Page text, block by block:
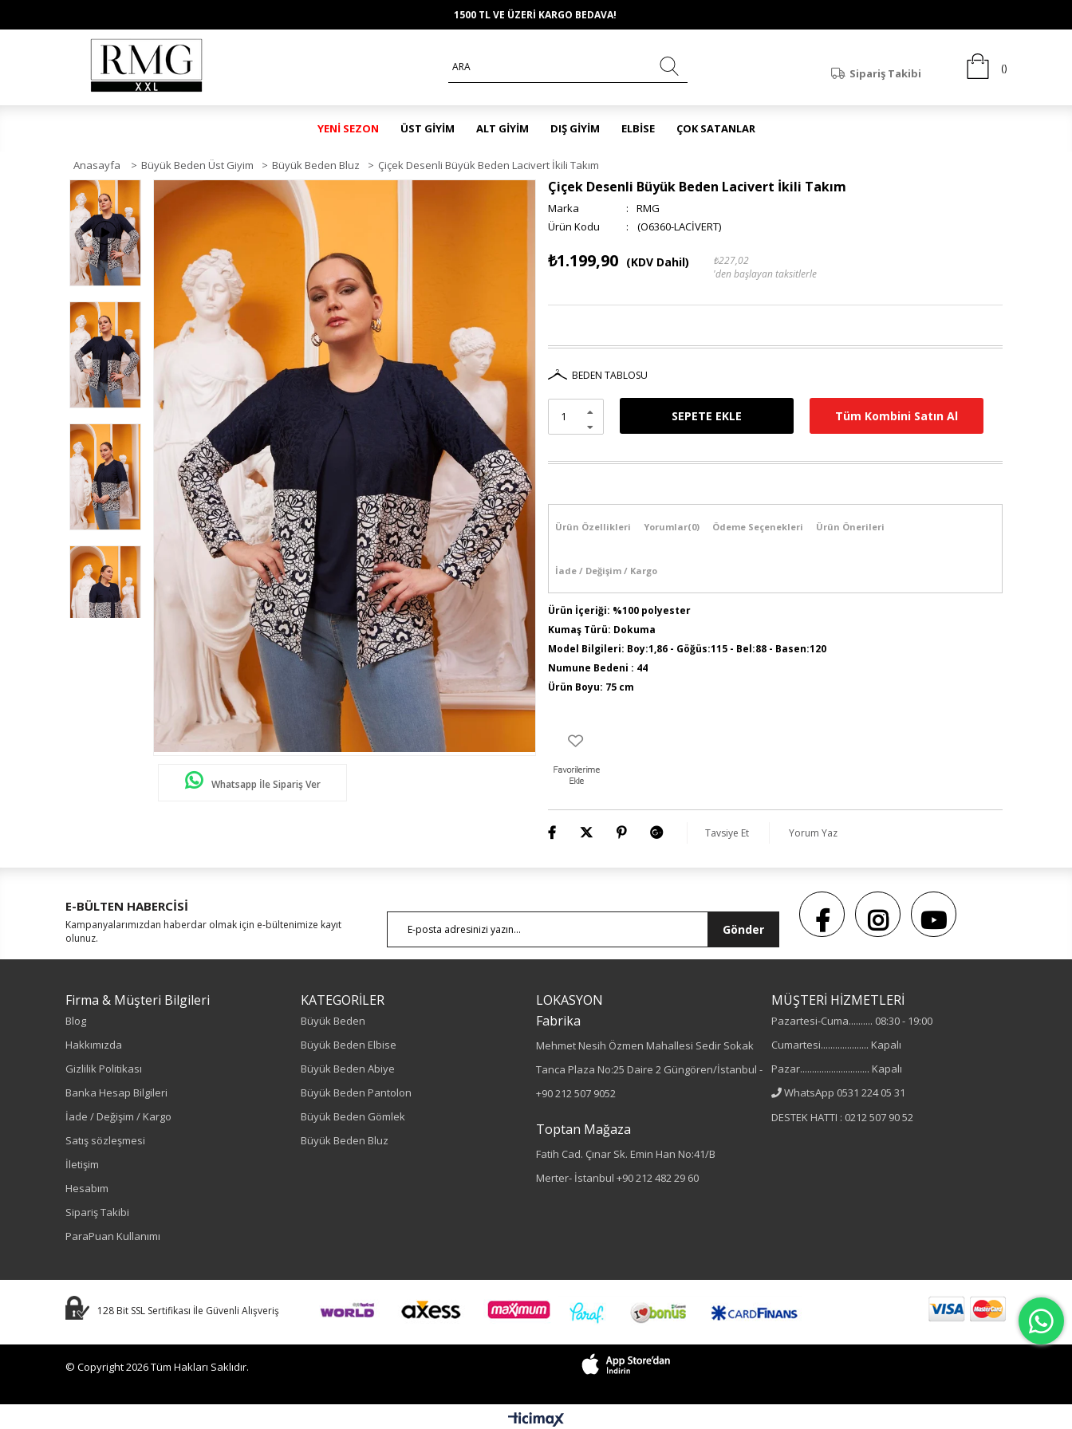
1500 TL VE ÜZERİ KARGO BEDAVA!
Sipariş Takibi
YENİ SEZON ÜST GİYİM ALT GİYİM DIŞ GİYİM ELBİSE ÇOK SATANLAR
Anasayfa > Büyük Beden Üst Giyim > Büyük Beden Bluz > Çiçek Desenli Büyük Beden Lacivert İkili Takım
Whatsapp İle Sipariş Ver
Çiçek Desenli Büyük Beden Lacivert İkili Takım
Marka :
RMG
(O6360-LACİVERT)
₺1.199,90 (KDV Dahil)
₺227,02
'den başlayan taksitlerle
BEDEN TABLOSU
Tüm Kombini Satın Al
Ürün Özellikleri Yorumlar(0) Ödeme Seçenekleri Ürün Önerileri
İade / Değişim / Kargo
Ürün İçeriği: %100 polyester
Kumaş Türü: Dokuma
Model Bilgileri: Boy:1,86 - Göğüs:115 - Bel:88 - Basen:120
Numune Bedeni : 44
Ürün Boyu: 75 cm
Sezon : YAZLIK
Renk
Sezon
Tavsiye Et Yorum Yaz
E-BÜLTEN HABERCİSİ
Kampanyalarımızdan haberdar olmak için e-bültenimize kayıt
olunuz.
Gönder
Firma & Müşteri Bilgileri
Blog
Hakkımızda
Gizlilik Politikası
Banka Hesap Bilgileri
İade / Değişim / Kargo
Satış sözleşmesi
İletişim
Hesabım
Sipariş Takibi
ParaPuan Kullanımı
KATEGORİLER
Büyük Beden
Büyük Beden Elbise
Büyük Beden Abiye
Büyük Beden Pantolon
Büyük Beden Gömlek
Büyük Beden Bluz
LOKASYON
Fabrika
Mehmet Nesih Özmen Mahallesi Sedir Sokak
Tanca Plaza No:25 Daire 2 Güngören/İstanbul -
+90 212 507 9052
Toptan Mağaza
Fatih Cad. Çınar Sk. Emin Han No:41/B
Merter- İstanbul +90 212 482 29 60
MÜŞTERİ HİZMETLERİ
Pazartesi-Cuma.......... 08:30 - 19:00
Cumartesi.................... Kapalı
Pazar............................. Kapalı
WhatsApp 0531 224 05 31
DESTEK HATTI : 0212 507 90 52
128 Bit SSL Sertifikası İle Güvenli Alışveriş
© Copyright 2026 Tüm Hakları Saklıdır.